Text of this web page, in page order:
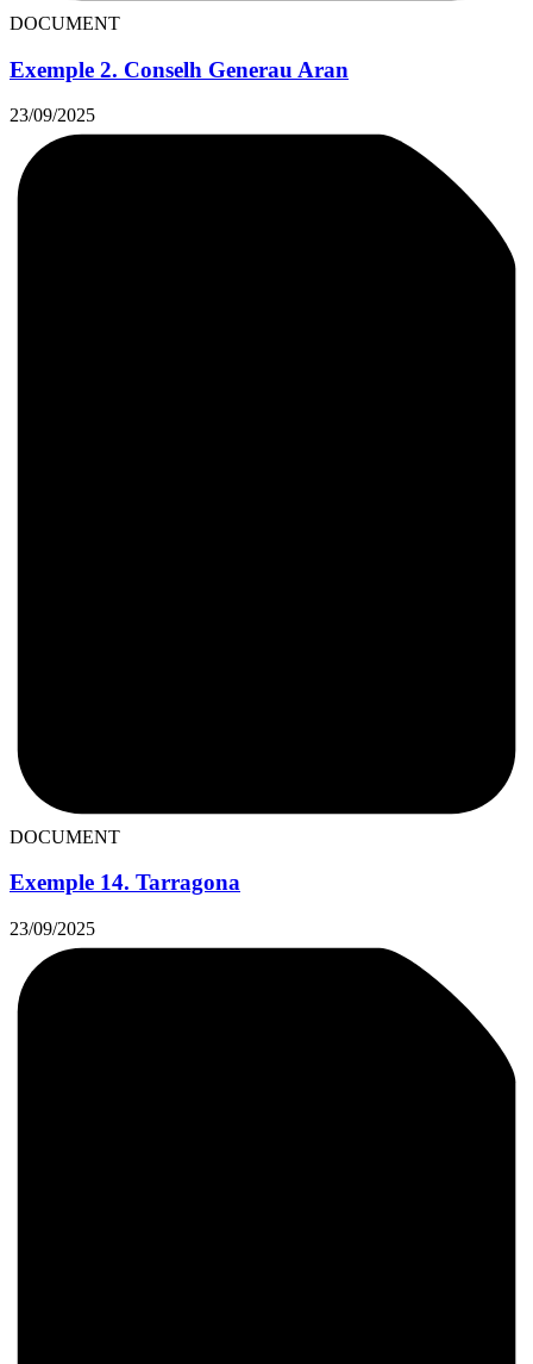
DOCUMENT
Exemple 2. Conselh Generau Aran
23/09/2025
DOCUMENT
Exemple 14. Tarragona
23/09/2025